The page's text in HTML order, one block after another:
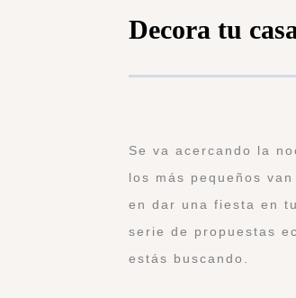
Decora tu
Se va acercando la
los más pequeños
en dar una fiesta en
serie de propuestas
estás buscando.